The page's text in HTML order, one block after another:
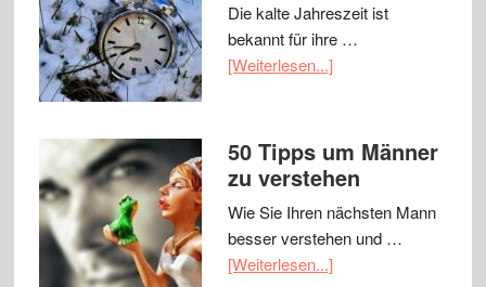
Die kalte Jahreszeit ist
bekannt für ihre …
[Weiterlesen...]
50 Tipps um Männer
zu verstehen
Wie Sie Ihren nächsten Mann
besser verstehen und …
[Weiterlesen...]